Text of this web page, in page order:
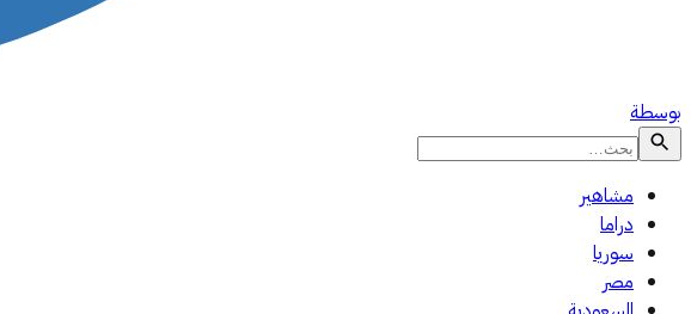
بوسطة
مشاهير
دراما
سوريا
مصر